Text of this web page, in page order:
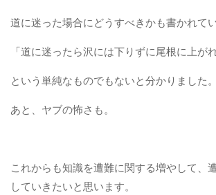
道に迷った場合にどうすべきかも書かれてい
「道に迷ったら沢には下りずに尾根に上がれ
という単純なものでもないと分かりました。
あと、ヤブの怖さも。
これからも知識を遭難に関する増やして、
していきたいと思います。